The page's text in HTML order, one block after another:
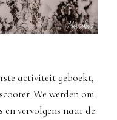
activiteit geboekt,
We werden om
vervolgens naar de